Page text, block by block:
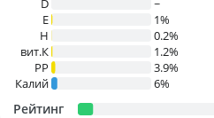
D
~
E
1%
H
0.2%
вит.К
1.2%
PP
3.9%
Калий
6%
Рейтинг